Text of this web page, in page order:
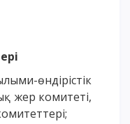
жер комитеті,